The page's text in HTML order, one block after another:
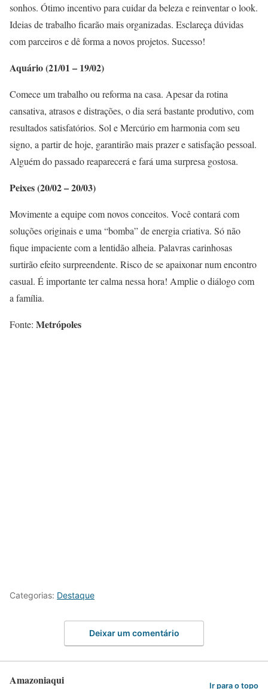
sonhos. Ótimo incentivo para cuidar da beleza e reinventar o look.
Ideias de trabalho ficarão mais organizadas. Esclareça dúvidas
com parceiros e dê forma a novos projetos. Sucesso!
Aquário (21/01 – 19/02)
Comece um trabalho ou reforma na casa. Apesar da rotina
cansativa, atrasos e distrações, o dia será bastante produtivo, com
resultados satisfatórios. Sol e Mercúrio em harmonia com seu
signo, a partir de hoje, garantirão mais prazer e satisfação pessoal.
Alguém do passado reaparecerá e fará uma surpresa gostosa.
Peixes (20/02 – 20/03)
Movimente a equipe com novos conceitos. Você contará com
soluções originais e uma “bomba” de energia criativa. Só não
fique impaciente com a lentidão alheia. Palavras carinhosas
surtirão efeito surpreendente. Risco de se apaixonar num encontro
casual. É importante ter calma nessa hora! Amplie o diálogo com
a família.
Fonte: Metrópoles
Categorias: Destaque
Deixar um comentário
Amazoniaqui Ir para o topo